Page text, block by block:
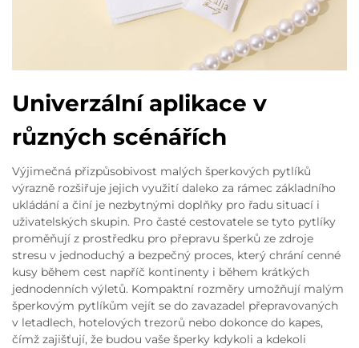
Univerzální aplikace v
různých scénářích
Výjimečná přizpůsobivost malých šperkových pytlíků
výrazně rozšiřuje jejich využití daleko za rámec základního
ukládání a činí je nezbytnými doplňky pro řadu situací i
uživatelských skupin. Pro časté cestovatele se tyto pytlíky
proměňují z prostředku pro přepravu šperků ze zdroje
stresu v jednoduchý a bezpečný proces, který chrání cenné
kusy během cest napříč kontinenty i během krátkých
jednodenních výletů. Kompaktní rozměry umožňují malým
šperkovým pytlíkům vejít se do zavazadel přepravovaných
v letadlech, hotelových trezorů nebo dokonce do kapes,
čímž zajišťují, že budou vaše šperky kdykoli a kdekoli